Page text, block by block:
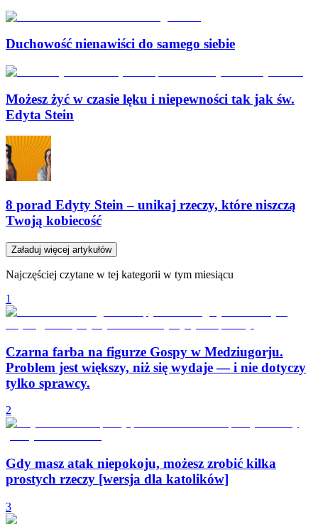
Duchowość nienawiści do samego siebie
Możesz żyć w czasie lęku i niepewności tak jak św.
Edyta Stein
8 porad Edyty Stein – unikaj rzeczy, które niszczą
Twoją kobiecość
Załaduj więcej artykułów
Najczęściej czytane w tej kategorii w tym miesiącu
1
Czarna farba na figurze Gospy w Medziugorju.
Problem jest większy, niż się wydaje — i nie dotyczy
tylko sprawcy.
2
Gdy masz atak niepokoju, możesz zrobić kilka
prostych rzeczy [wersja dla katolików]
3